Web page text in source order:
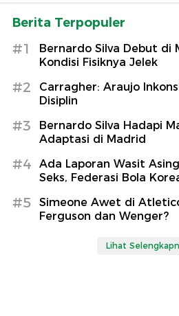
Berita Terpopuler
#1
Bernardo Silva Debut di
Kondisi Fisiknya Jelek
#2
Carragher: Araujo
Disiplin
#3
Bernardo Silva Hadapi
Adaptasi di Madrid
#4
Ada Laporan Wasit
Seks, Federasi Bola
#5
Simeone Awet di
Ferguson dan Wenger?
Lihat